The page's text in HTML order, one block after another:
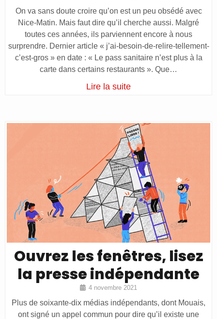
On va sans doute croire qu’on est un peu obsédé avec
Nice-Matin. Mais faut dire qu’il cherche aussi. Malgré
toutes ces années, ils parviennent encore à nous
surprendre. Dernier article « j’ai-besoin-de-relire-tellement-
c’est-gros » en date : « Le pass sanitaire n’est plus à la
carte dans certains restaurants ». Que…
Lire la suite
Ouvrez les fenêtres, lisez
la presse indépendante
4 novembre 2021
Plus de soixante-dix médias indépendants, dont Mouais,
ont signé un appel commun pour dire qu’il existe une